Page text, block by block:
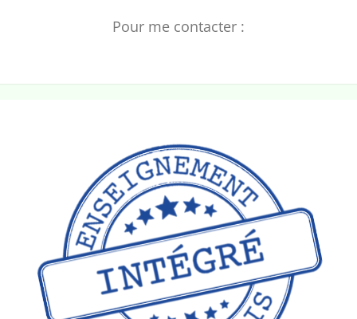
Pour me contacter :